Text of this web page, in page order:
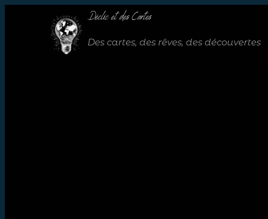
Déclic et des Cartes
Des cartes, des rêves, des découvertes